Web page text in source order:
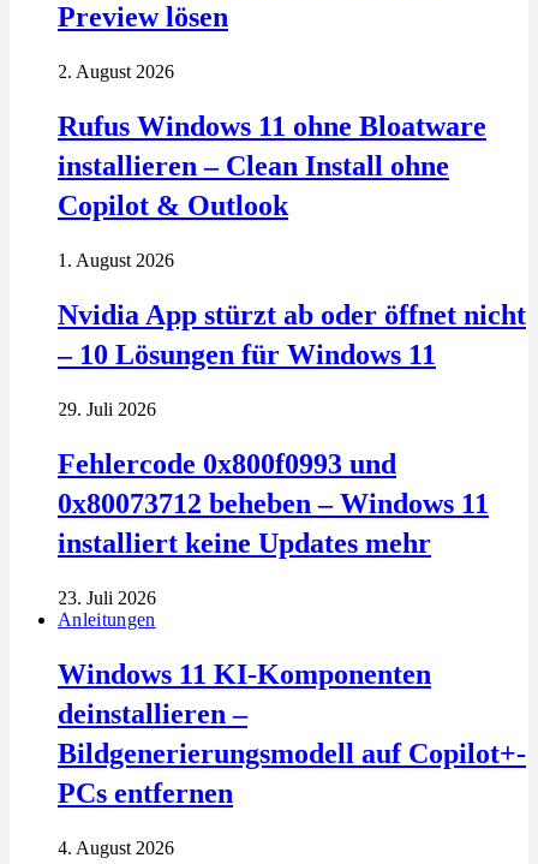
Preview lösen
2. August 2026
Rufus Windows 11 ohne Bloatware
installieren – Clean Install ohne
Copilot & Outlook
1. August 2026
Nvidia App stürzt ab oder öffnet nicht
– 10 Lösungen für Windows 11
29. Juli 2026
Fehlercode 0x800f0993 und
0x80073712 beheben – Windows 11
installiert keine Updates mehr
23. Juli 2026
Anleitungen
Windows 11 KI-Komponenten
deinstallieren –
Bildgenerierungsmodell auf Copilot+-
PCs entfernen
4. August 2026